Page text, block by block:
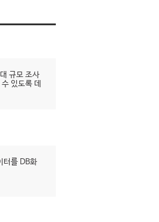
규모 조사
있도록 데
터를 DB화